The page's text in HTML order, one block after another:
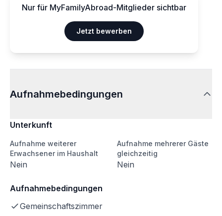
Nur für MyFamilyAbroad-Mitglieder sichtbar
Jetzt bewerben
Aufnahmebedingungen
Unterkunft
Aufnahme weiterer
Erwachsener im Haushalt
Nein
Aufnahme mehrerer Gäste
gleichzeitig
Nein
Aufnahmebedingungen
Gemeinschaftszimmer